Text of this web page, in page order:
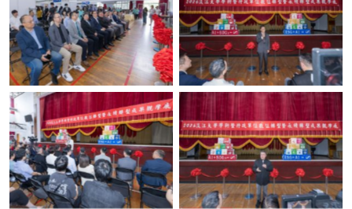
No Caption No Caption
No Caption No Caption